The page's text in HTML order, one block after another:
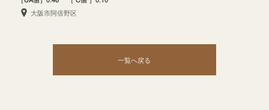
大阪市阿倍野区
一覧へ戻る